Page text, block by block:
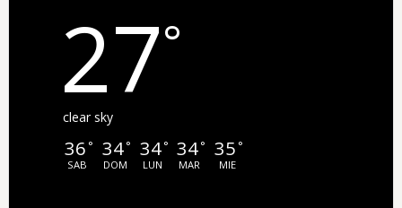
27°
clear sky
36 °
SAB
34°
DOM
34°
LUN
34°
MAR
35 °
MIE